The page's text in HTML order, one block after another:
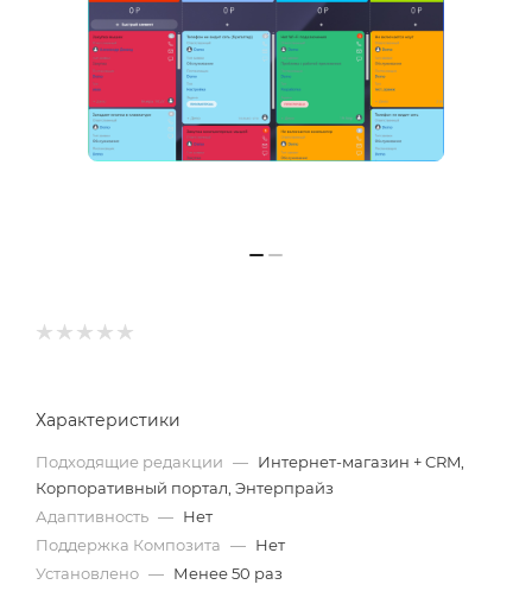
Характеристики
Подходящие редакции — Интернет-магазин + CRM,
Корпоративный портал, Энтерпрайз
Адаптивность — Нет
Поддержка Композита — Нет
Установлено — Менее 50 раз